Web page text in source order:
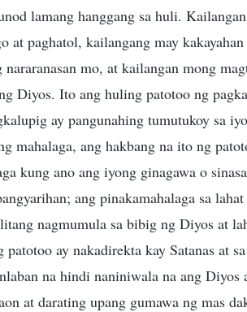
lamang hanggang sa huli.
at paghatol, kailangang may
mo, at kailangan mong
Diyos. Ito ang huling patotoo ng
ay pangunahing tumutukoy sa
mahalaga, ang hakbang na ito ng
kung ano ang iyong ginagawa o
ang pinakamahalaga sa
nagmumula sa bibig ng Diyos at
ay nakadirekta kay Satanas at
na hindi naniniwala na ang Diyos
at darating upang gumawa ng mas